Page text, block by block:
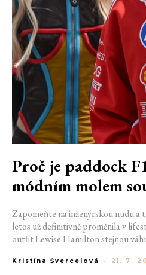
Proč je paddock
módním molem
Zapomeňte na inženýrskou nudu a
letos už definitivně proměnila v
outfit Lewise Hamilton stejnou
nové generace influencerů a
Kristína Švercelová - 21. 7.